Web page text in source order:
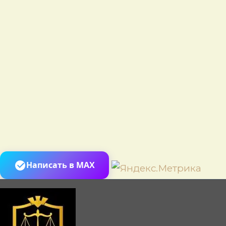
Написать в MAX